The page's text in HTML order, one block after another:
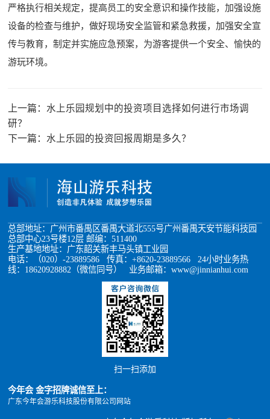
严格执行相关规定，提高员工的安全意识和操作技能，加强设施
设备的检查与维护，做好现场安全监管和紧急救援，加强安全宣
传与教育，制定并实施应急预案，为游客提供一个安全、愉快的
游玩环境。
上一篇： 水上乐园规划中的投资项目选择如何进行市场调
研？
下一篇： 水上乐园的投资回报周期是多久？
总部地址：广州市番禺区番禺大道北555号广州番禺天安节能科技园
总部中心23号楼12层 邮编：511400
生产基地地址：广东韶关新丰马头镇工业园
电话：（020）-23889586 传真：+8620-23889566 24小时业务热
线：18620928882（微信同号） 业务邮箱：www@jinnianhui.com
扫一扫添加
今年会 金字招牌诚信至上：
广东今年会游乐科技股份有限公司网站